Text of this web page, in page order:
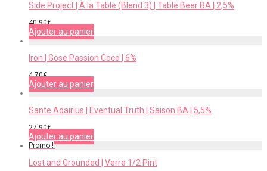
Side Project | À la Table (Blend 3) | Table Beer BA | 2,5%
40,90€
Ajouter au panier
Iron | Gose Passion Coco | 6%
4,70€
Ajouter au panier
Sante Adairius | Eventual Truth | Saison BA | 5,5%
27,90€
Ajouter au panier
Promo !
Lost and Grounded | Verre 1/2 Pint